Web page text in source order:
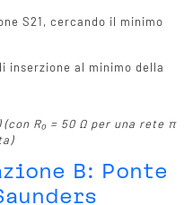
S21, cercando il minimo
inserzione al minimo della
(con R₀ = 50 Ω per una rete π
B: Ponte